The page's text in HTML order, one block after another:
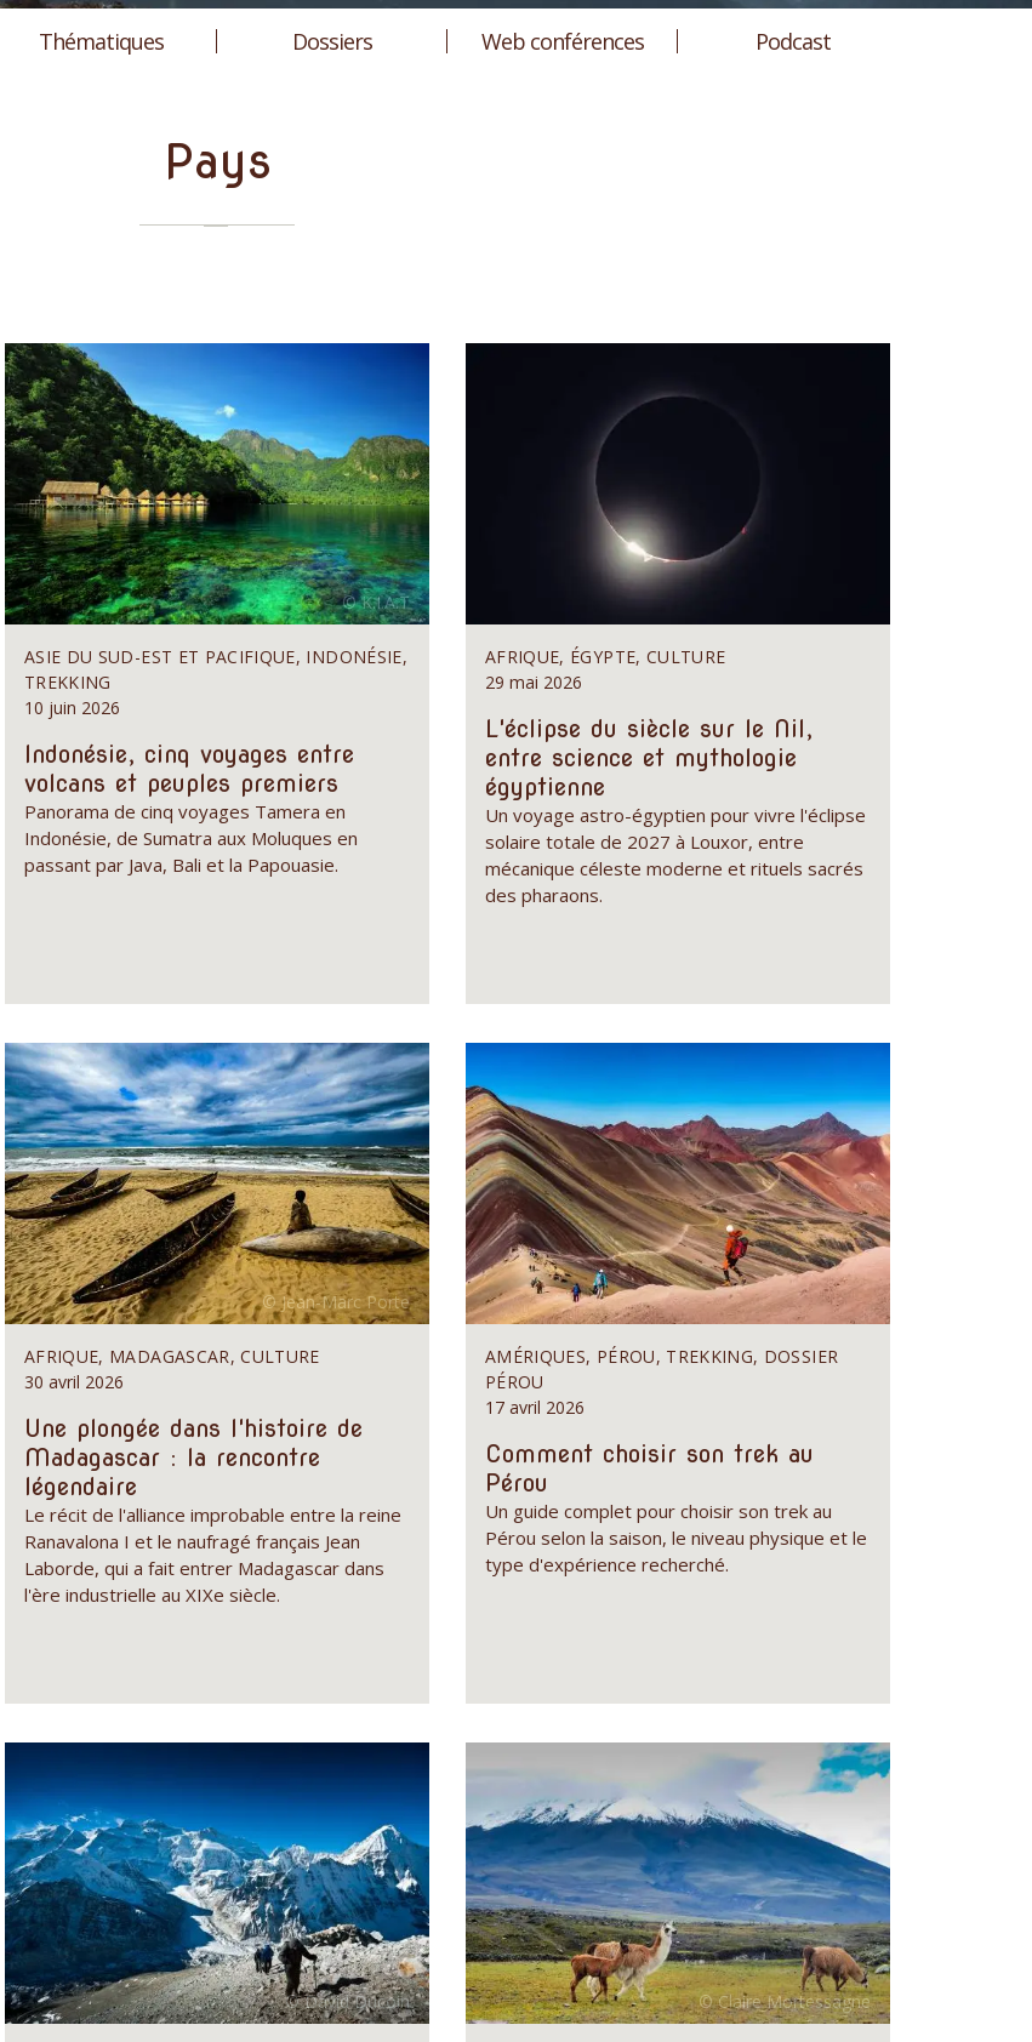
Thématiques Dossiers Web conférences Podcast
Pays
ASIE DU SUD-EST ET PACIFIQUE, INDONÉSIE,
TREKKING
10 juin 2026
Indonésie, cinq voyages entre
volcans et peuples premiers
Panorama de cinq voyages Tamera en
Indonésie, de Sumatra aux Moluques en
passant par Java, Bali et la Papouasie.
AFRIQUE, ÉGYPTE, CULTURE
29 mai 2026
L'éclipse du siècle sur le Nil,
entre science et mythologie
égyptienne
Un voyage astro-égyptien pour vivre l'éclipse
solaire totale de 2027 à Louxor, entre
mécanique céleste moderne et rituels sacrés
des pharaons.
AFRIQUE, MADAGASCAR, CULTURE
30 avril 2026
Une plongée dans l'histoire de
Madagascar : la rencontre
légendaire
Le récit de l'alliance improbable entre la reine
Ranavalona I et le naufragé français Jean
Laborde, qui a fait entrer Madagascar dans
l'ère industrielle au XIXe siècle.
AMÉRIQUES, PÉROU, TREKKING, DOSSIER
PÉROU
17 avril 2026
Comment choisir son trek au
Pérou
Un guide complet pour choisir son trek au
Pérou selon la saison, le niveau physique et le
type d'expérience recherché.